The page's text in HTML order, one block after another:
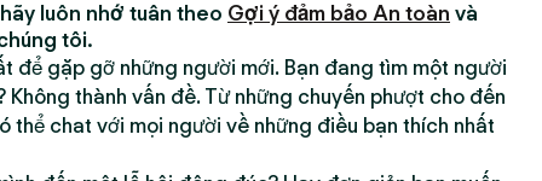
luôn nhớ tuân theo Gợi ý đảm bảo An toàn và
tôi.
để gặp gỡ những người mới. Bạn đang tìm một người
Không thành vấn đề. Từ những chuyến phượt cho đến
thể chat với mọi người về những điều bạn thích nhất